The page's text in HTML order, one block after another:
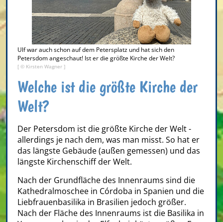
Ulf war auch schon auf dem Petersplatz und hat sich den
Petersdom angeschaut! Ist er die größte Kirche der Welt?
[ © Kirsten Wagner ]
Welche ist die größte Kirche der
Welt?
Der Petersdom ist die größte Kirche der Welt -
allerdings je nach dem, was man misst. So hat er
das längste Gebäude (außen gemessen) und das
längste Kirchenschiff der Welt.
Nach der Grundfläche des Innenraums sind die
Kathedralmoschee in Córdoba in Spanien und die
Liebfrauenbasilika in Brasilien jedoch größer.
Nach der Fläche des Innenraums ist die Basilika in